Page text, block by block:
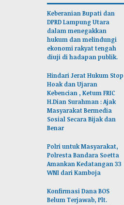
Keberanian Bupati dan
DPRD Lampung Utara
dalam menegakkan
hukum dan melindungi
ekonomi rakyat tengah
diuji di hadapan publik.
Hindari Jerat Hukum Stop
Hoak dan Ujaran
Kebencian , Ketum FRIC
H.Dian Surahman : Ajak
Masyarakat Bermedia
Sosial Secara Bijak dan
Benar
Polri untuk Masyarakat,
Polresta Bandara Soetta
Amankan Kedatangan 33
WNI dari Kamboja
Konfirmasi Dana BOS
Belum Terjawab, Plt.